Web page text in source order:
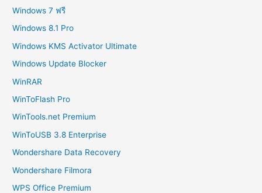
Windows 7 ฟรี
Windows 8.1 Pro
Windows KMS Activator Ultimate
Windows Update Blocker
WinRAR
WinToFlash Pro
WinTools.net Premium
WinToUSB 3.8 Enterprise
Wondershare Data Recovery
Wondershare Filmora
WPS Office Premium